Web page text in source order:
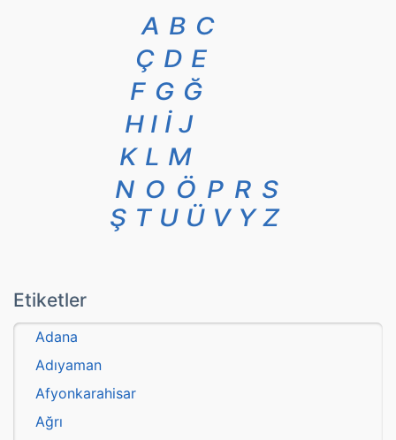
A B C
Ç D E
F G Ğ
H I İ J
K L M
N O Ö P R S
Ş T U Ü V Y Z
Etiketler
Adana
Adıyaman
Afyonkarahisar
Ağrı